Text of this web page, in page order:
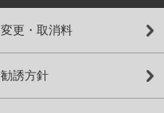
変更・取消料
勧誘方針